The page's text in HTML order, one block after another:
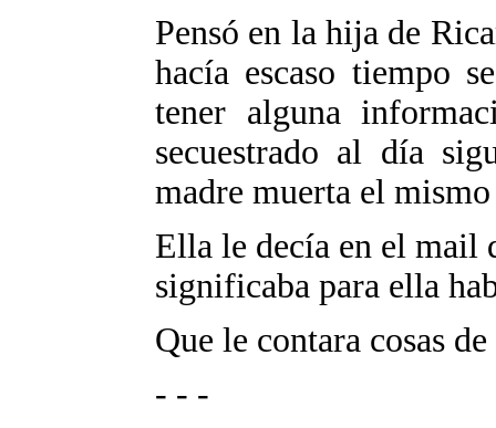
Pensó en la hija de
hacía escaso tiempo
tener alguna
secuestrado al día
madre muerta el
Ella le decía en el mail
significaba para ella
Que le contara cosas
- - -